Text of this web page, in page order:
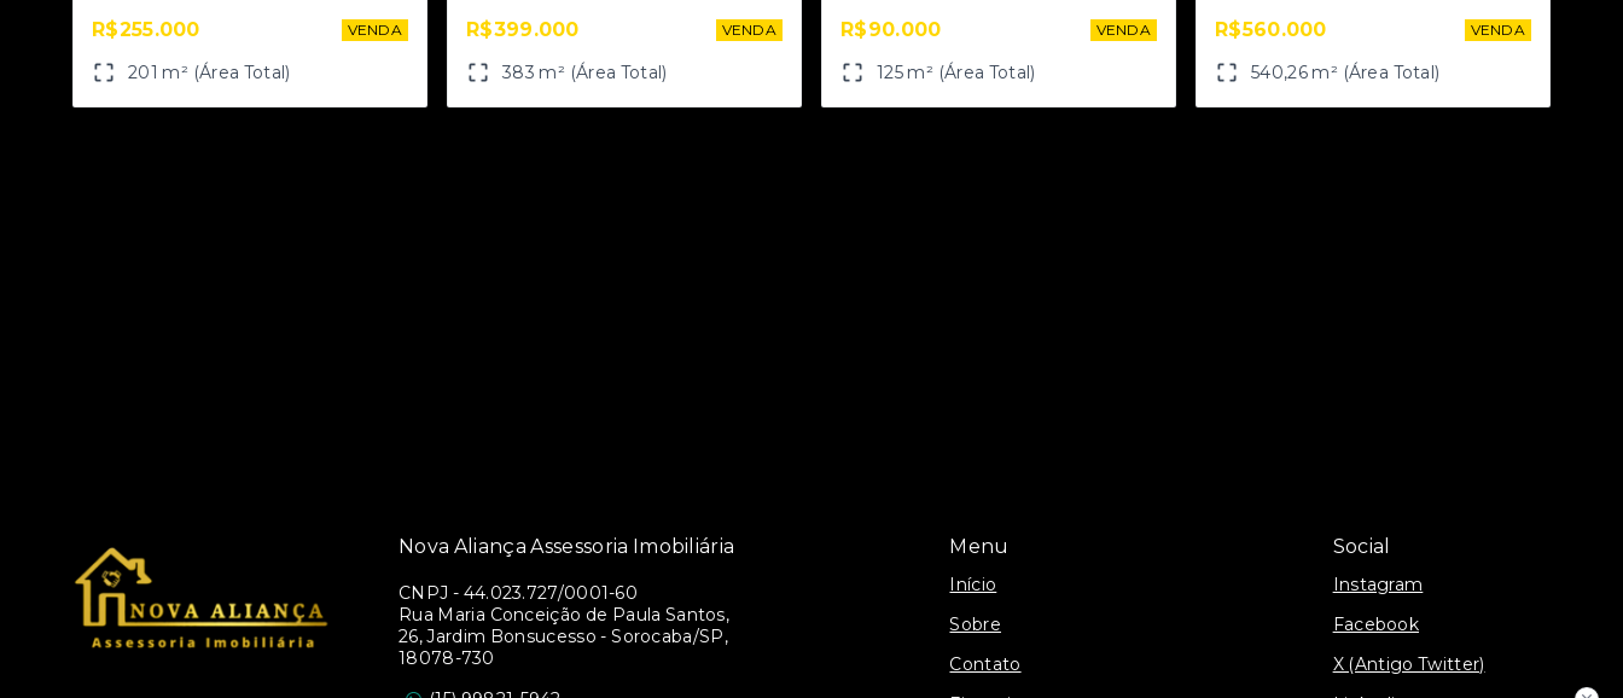
R$255.000 VENDA
201 m² (Área Total)
R$399.000 VENDA
383 m² (Área Total)
R$90.000 VENDA
125 m² (Área Total)
R$560.000 VENDA
540,26 m² (Área Total)
Menu
Início
Sobre
Contato
Social
Instagram
Facebook
X (Antigo Twitter)
Nova Aliança Assessoria Imobiliária
CNPJ - 44.023.727/0001-60
Rua Maria Conceição de Paula Santos,
26, Jardim Bonsucesso - Sorocaba/SP,
18078-730